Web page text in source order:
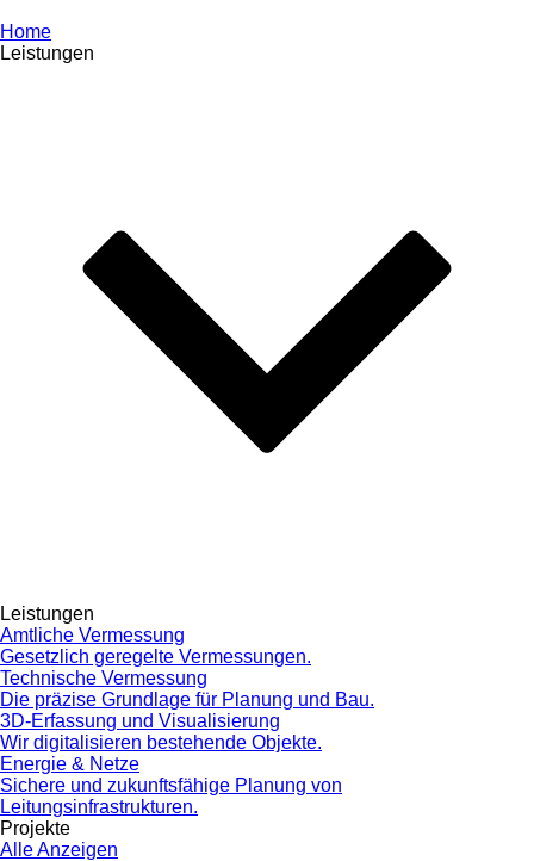
Home
Leistungen
Leistungen
Amtliche Vermessung
Gesetzlich geregelte Vermessungen.
Technische Vermessung
Die präzise Grundlage für Planung und Bau.
3D-Erfassung und Visualisierung
Wir digitalisieren bestehende Objekte.
Energie & Netze
Sichere und zukunftsfähige Planung von
Leitungsinfrastrukturen.
Projekte
Alle Anzeigen